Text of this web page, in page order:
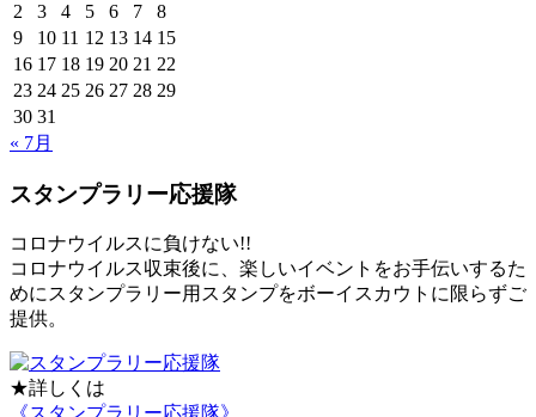
2
3 4 5 6 7
8
9
10 11 12 13 14 15
16 17 18 19 20 21 22
23 24 25 26 27 28 29
30 31
« 7月
スタンプラリー応援隊
コロナウイルスに負けない!!
コロナウイルス収束後に、楽しいイベントをお手伝いするた
めにスタンプラリー用スタンプをボーイスカウトに限らずご
提供。
★詳しくは